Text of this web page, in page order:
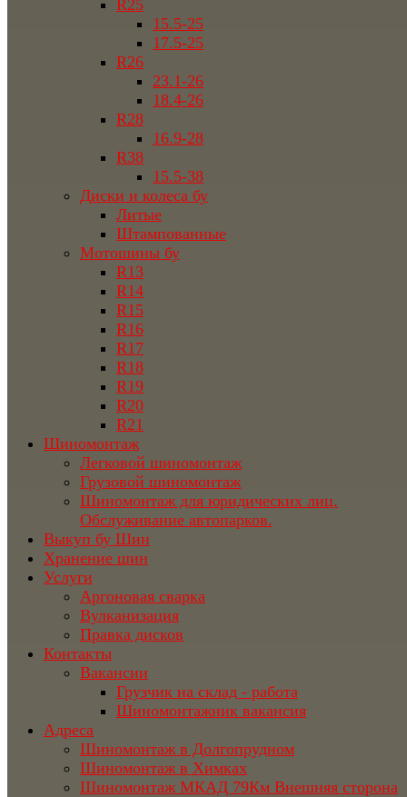
R25
15.5-25
17.5-25
R26
23.1-26
18.4-26
R28
16.9-28
R38
15.5-38
Диски и колеса бу
Литые
Штампованные
Мотошины бу
R13
R14
R15
R16
R17
R18
R19
R20
R21
Шиномонтаж
Легковой шиномонтаж
Грузовой шиномонтаж
Шиномонтаж для юридических лиц.
Обслуживание автопарков.
Выкуп бу Шин
Хранение шин
Услуги
Аргоновая сварка
Вулканизация
Правка дисков
Контакты
Вакансии
Грузчик на склад - работа
Шиномонтажник вакансия
Адреса
Шиномонтаж в Долгопрудном
Шиномонтаж в Химках
Шиномонтаж МКАД 79Км Внешняя сторона